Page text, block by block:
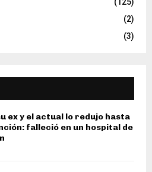
(2)
(3)
ex y el actual lo redujo hasta
falleció en un hospital de